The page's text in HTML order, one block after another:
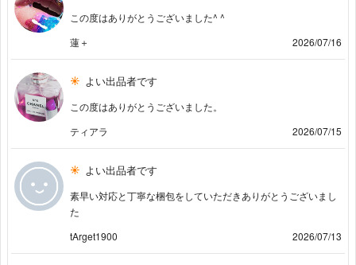
この度はありがとうございました^ ^
蓮＋
2026/07/16
よい出品者です
この度はありがとうございました。
ティアラ
2026/07/15
よい出品者です
素早い対応と丁寧な梱包をしていただきありがとうございまし
た
tArget1900
2026/07/13